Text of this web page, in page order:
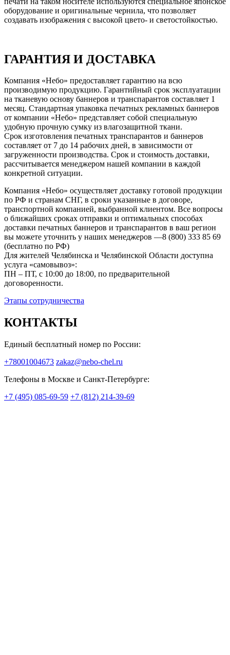
оборудование и оригинальные чернила, что позволяет
создавать изображения с высокой цвето- и светостойкостью.
ГАРАНТИЯ И ДОСТАВКА
Компания «Небо» предоставляет гарантию на всю
производимую продукцию. Гарантийный срок эксплуатации
на тканевую основу баннеров и транспарантов составляет 1
месяц. Стандартная упаковка печатных рекламных баннеров
от компании «Небо» представляет собой специальную
удобную прочную сумку из влагозащитной ткани.
Срок изготовления печатных транспарантов и баннеров
составляет от 7 до 14 рабочих дней, в зависимости от
загруженности производства. Срок и стоимость доставки,
рассчитывается менеджером нашей компании в каждой
конкретной ситуации.
Компания «Небо» осуществляет доставку готовой продукции
по РФ и странам СНГ, в сроки указанные в договоре,
транспортной компанией, выбранной клиентом. Все вопросы
о ближайших сроках отправки и оптимальных способах
доставки печатных баннеров и транспарантов в ваш регион
вы можете уточнить у наших менеджеров —8 (800) 333 85 69
(бесплатно по РФ)
Для жителей Челябинска и Челябинской Области доступна
услуга «самовывоз»:
ПН – ПТ, с 10:00 до 18:00, по предварительной
договоренности.
Этапы сотрудничества
КОНТАКТЫ
Единый бесплатный номер по России:
+78001004673 zakaz@nebo-chel.ru
Телефоны в Москве и Санкт-Петербурге:
+7 (495) 085-69-59 +7 (812) 214-39-69